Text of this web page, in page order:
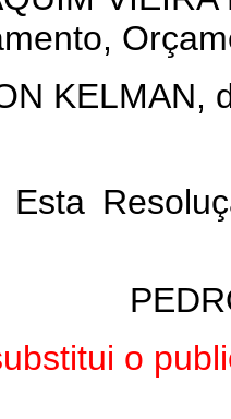
KELMAN,
Esta
o